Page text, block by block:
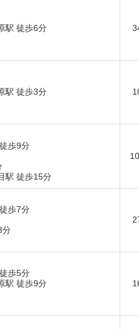
駅 徒歩6分
駅 徒歩3分
歩9分
駅 徒歩15分
歩7分
分
歩5分
駅 徒歩9分